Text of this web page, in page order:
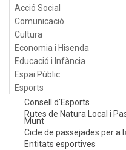
Acció Social
Comunicació
Cultura
Economia i Hisenda
Educació i Infància
Espai Públic
Esports
Consell d'Esports
Rutes de Natura Local i
Munt
Cicle de passejades per a
Entitats esportives